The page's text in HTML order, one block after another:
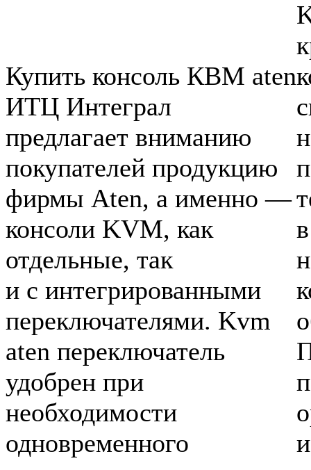
Купить консоль КВМ aten
ИТЦ Интеграл
предлагает вниманию
покупателей продукцию
фирмы Aten, а именно —
консоли KVM, как
отдельные, так
и с интегрированными
переключателями. Kvm
aten переключатель
удобрен при
необходимости
одновременного